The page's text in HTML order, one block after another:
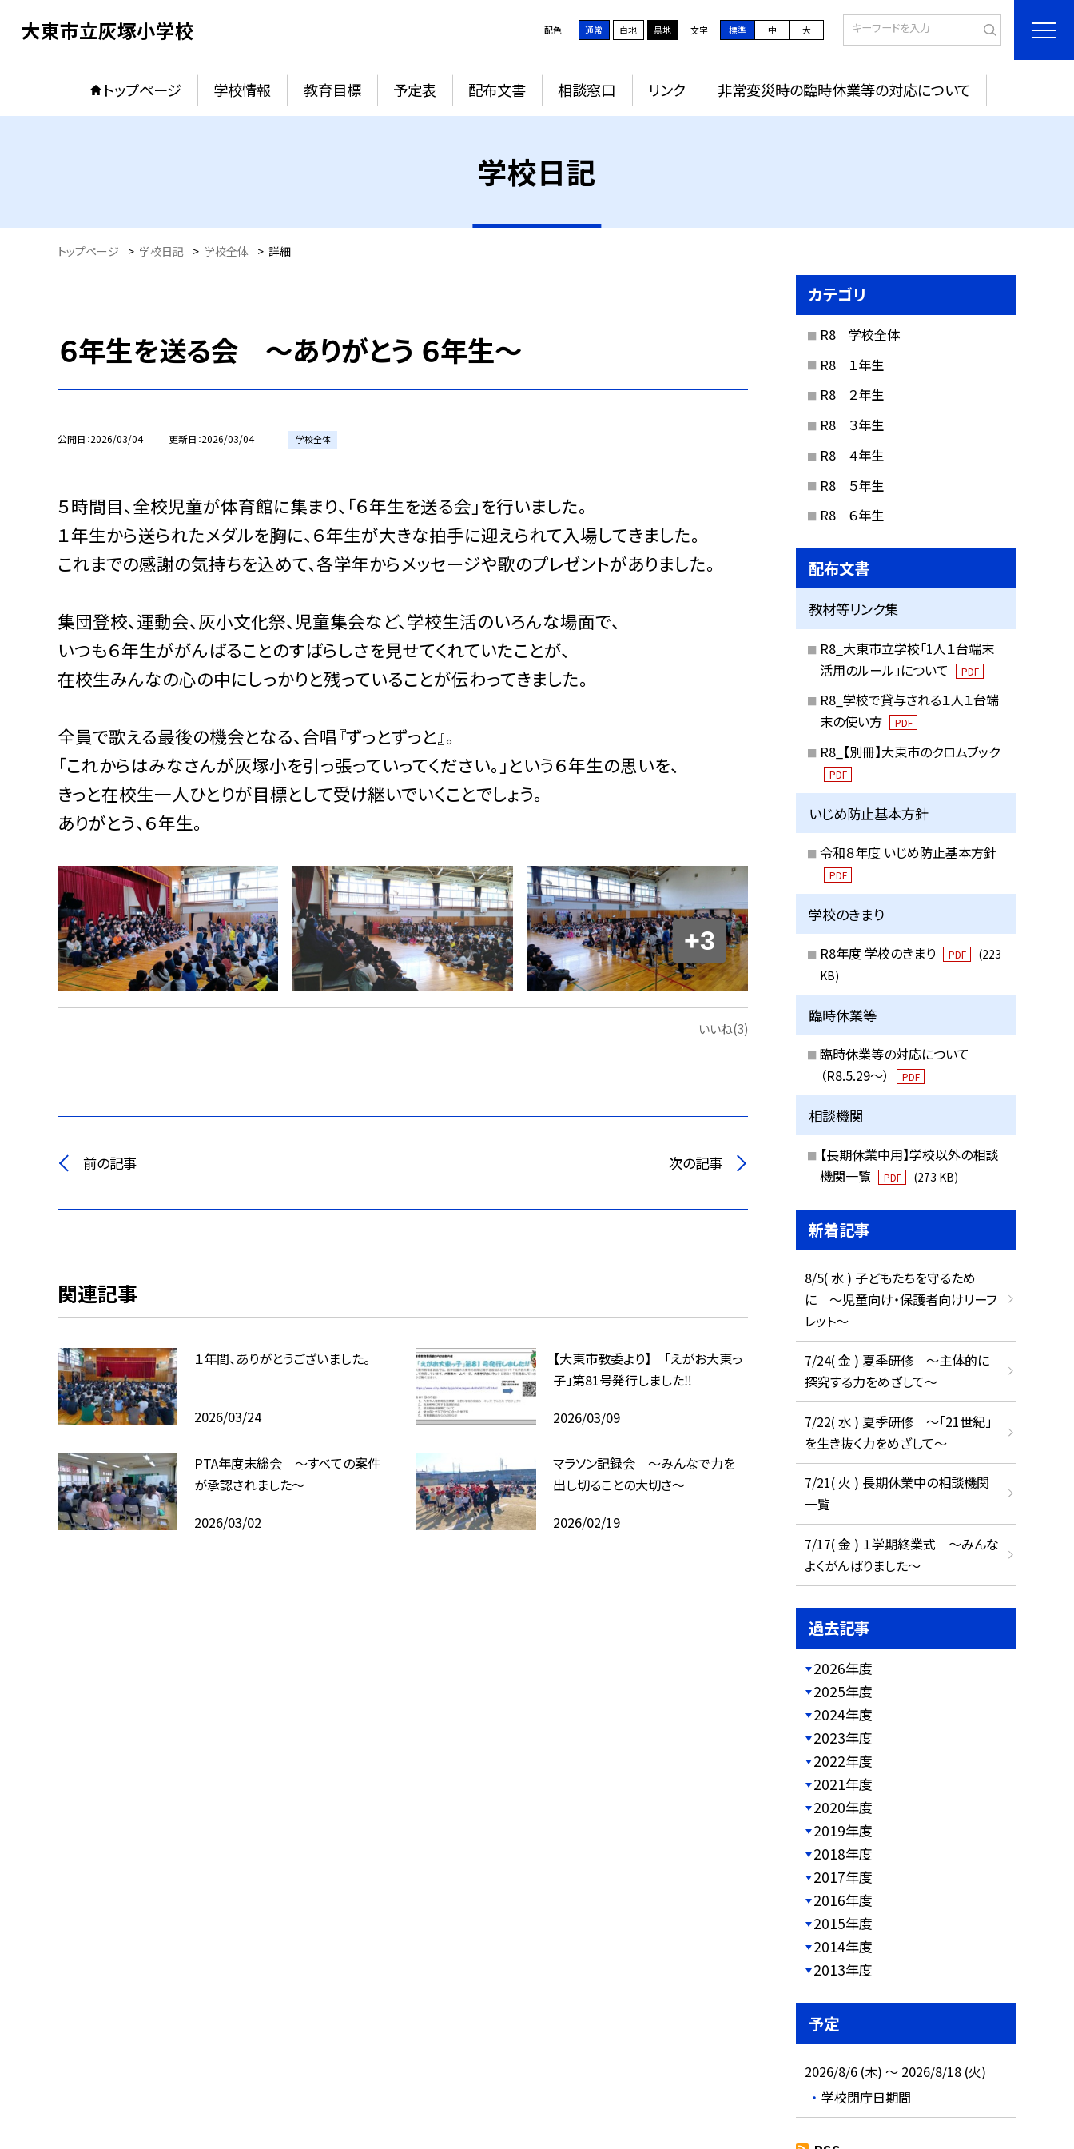
大東市立灰塚小学校 配色 通常 白地 黒地 文字 標準 中 大
トップページ 学校情報 教育目標 予定表 配布文書 相談窓口 リンク 非常変災時の臨時休業等の対応について
学校日記
トップページ > 学校日記 > 学校全体 > 詳細
６年生を送る会 ～ありがとう ６年生～
公開日 2026/03/04 更新日 2026/03/04 学校全体
５時間目、全校児童が体育館に集まり、「６年生を送る会」を行いました。
１年生から送られたメダルを胸に、６年生が大きな拍手に迎えられて入場してきました。
これまでの感謝の気持ちを込めて、各学年からメッセージや歌のプレゼントがありました。
集団登校、運動会、灰小文化祭、児童集会など、学校生活のいろんな場面で、
いつも６年生ががんばることのすばらしさを見せてくれていたことが、
在校生みんなの心の中にしっかりと残っていることが伝わってきました。
全員で歌える最後の機会となる、合唱『ずっとずっと』。
「これからはみなさんが灰塚小を引っ張っていってください。」という６年生の思いを、
きっと在校生一人ひとりが目標として受け継いでいくことでしょう。
ありがとう、６年生。
+3
いいね(3)
前の記事 次の記事
関連記事
１年間、ありがとうございました。
2026/03/24
【大東市教委より】 「えがお大東っ
子」第81号発行しました‼
2026/03/09
PTA年度末総会 ～すべての案件
が承認されました～
2026/03/02
マラソン記録会 ～みんなで力を
出し切ることの大切さ～
2026/02/19
カテゴリ
R8 学校全体
R8 １年生
R8 ２年生
R8 ３年生
R8 ４年生
R8 ５年生
R8 ６年生
配布文書
教材等リンク集
R8_大東市立学校「1人１台端末
活用のルール」について
PDF
R8_学校で貸与される１人１台端
末の使い方
PDF
R8_【別冊】大東市のクロムブック
PDF
いじめ防止基本方針
令和８年度 いじめ防止基本方針
PDF
学校のきまり
R8年度 学校のきまり PDF
(223
KB)
臨時休業等
臨時休業等の対応について
（R8.5.29～）
PDF
相談機関
【長期休業中用】学校以外の相談
機関一覧
PDF (273 KB)
新着記事
8/5( 水 ) 子どもたちを守るため
に ～児童向け・保護者向けリーフ
レット～
7/24( 金 ) 夏季研修 ～主体的に
探究する力をめざして～
7/22( 水 ) 夏季研修 ～「21世紀」
を生き抜く力をめざして～
7/21( 火 ) 長期休業中の相談機関
一覧
7/17( 金 ) １学期終業式 ～みんな
よくがんばりました～
過去記事
2026年度
2025年度
2024年度
2023年度
2022年度
2021年度
2020年度
2019年度
2018年度
2017年度
2016年度
2015年度
2014年度
2013年度
予定
2026/8/6 (木) ～ 2026/8/18 (火)
学校閉庁日期間